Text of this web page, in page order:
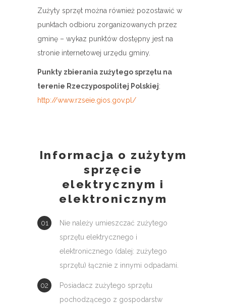
Zużyty sprzęt można również pozostawić w
punktach odbioru zorganizowanych przez
gminę – wykaz punktów dostępny jest na
stronie internetowej urzędu gminy.
Punkty zbierania zużytego sprzętu na
terenie Rzeczypospolitej Polskiej:
http://www.rzseie.gios.gov.pl/
Informacja o zużytym
sprzęcie
elektrycznym i
elektronicznym
Nie należy umieszczać zużytego
sprzętu elektrycznego i
elektronicznego (dalej: zużytego
sprzętu) łącznie z innymi odpadami.
Posiadacz zużytego sprzętu
pochodzącego z gospodarstw